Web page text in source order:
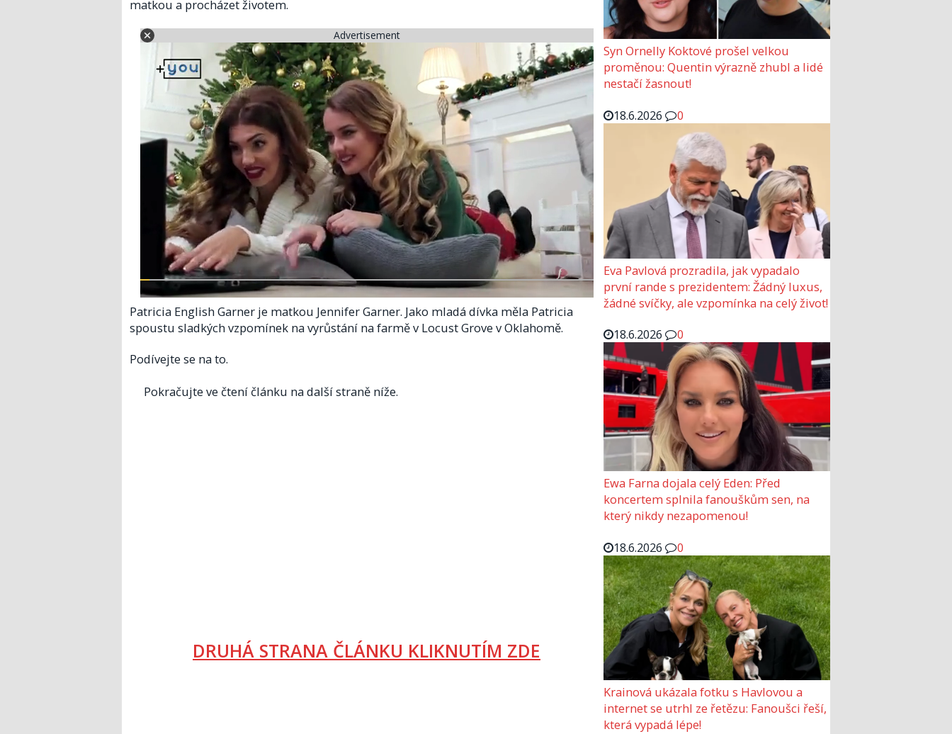
matkou a procházet životem.
Advertisement
Patricia English Garner je matkou Jennifer Garner. Jako mladá dívka měla Patricia
spoustu sladkých vzpomínek na vyrůstání na farmě v Locust Grove v Oklahomě.
Podívejte se na to.
Pokračujte ve čtení článku na další straně níže.
DRUHÁ STRANA ČLÁNKU KLIKNUTÍM ZDE
Syn Ornelly Koktové prošel velkou
proměnou: Quentin výrazně zhubl a lidé
nestačí žasnout!
18.6.2026
0
Eva Pavlová prozradila, jak vypadalo
první rande s prezidentem: Žádný luxus,
žádné svíčky, ale vzpomínka na celý život!
18.6.2026
0
Ewa Farna dojala celý Eden: Před
koncertem splnila fanouškům sen, na
který nikdy nezapomenou!
18.6.2026
0
Krainová ukázala fotku s Havlovou a
internet se utrhl ze řetězu: Fanoušci řeší,
která vypadá lépe!